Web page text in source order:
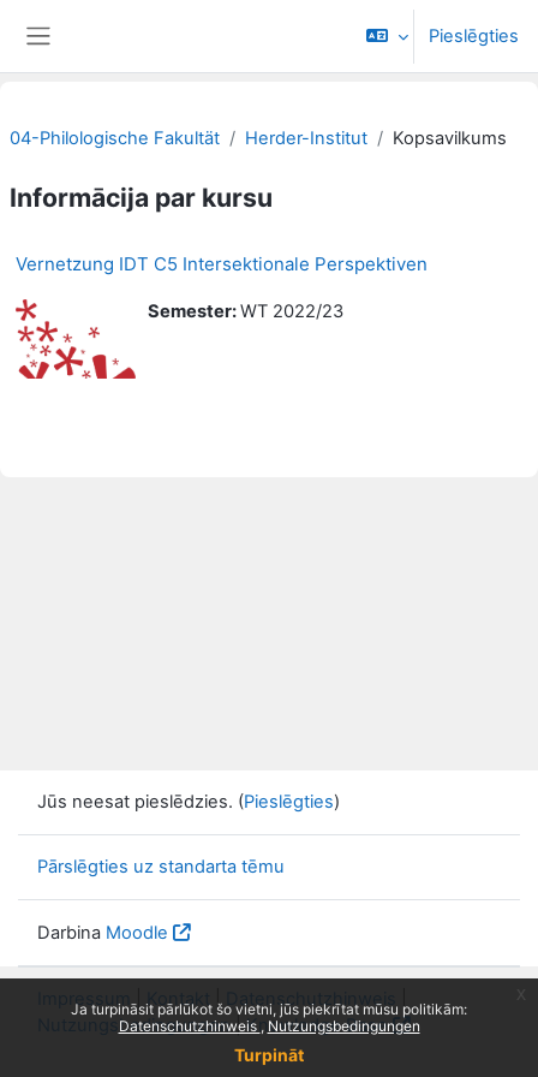
Ja turpināsit pārlūkot šo vietni, jūs piekrītat mūsu politikām:
Datenschutzhinweis
Nutzungsbedingungen
Turpināt
Pieslēgties
04-Philologische Fakultät Herder-Institut Kopsavilkums
Informācija par kursu
Vernetzung IDT C5 Intersektionale Perspektiven
Semester:WT 2022/23
Jūs neesat pieslēdzies. (Pieslēgties)
Pārslēgties uz standarta tēmu
Darbina Moodle
Impressum |Kontakt | Datenschutzhinweis
Nutzungsbedingungen|Knowledge Base